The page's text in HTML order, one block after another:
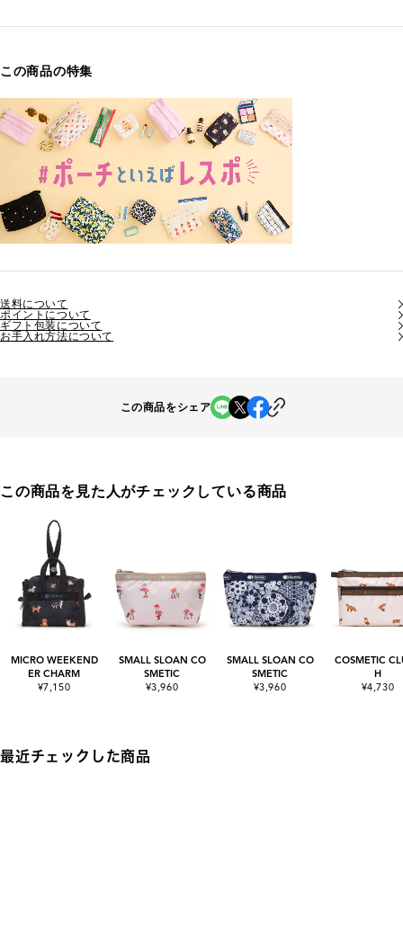
この商品の特集
送料について
ポイントについて
ギフト包装について
お手入れ方法について
この商品をシェア
この商品を見た人がチェックしている商品
MICRO WEEKEND
ER CHARM
¥7,150
SMALL SLOAN CO
SMETIC
¥3,960
SMALL SLOAN CO
SMETIC
¥3,960
COSMETIC
H
¥4,730
最近チェックした商品